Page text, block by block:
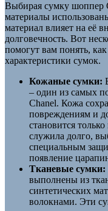
Выбирая сумку шоппер
материалы
материал влияет на её
долговечность. Вот
помогут вам понять,
характеристики сумок.
Кожаные сумки:
– один из самых
Chanel. Кожа
повреждениям и
становится
служила долго,
специальным
появление
Тканевые сумки:
выполнены из
синтетических
волокнами. Эти